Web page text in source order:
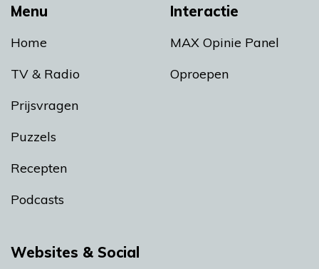
Menu
Home
TV & Radio
Prijsvragen
Puzzels
Recepten
Podcasts
Interactie
MAX Opinie Panel
Oproepen
Websites & Social